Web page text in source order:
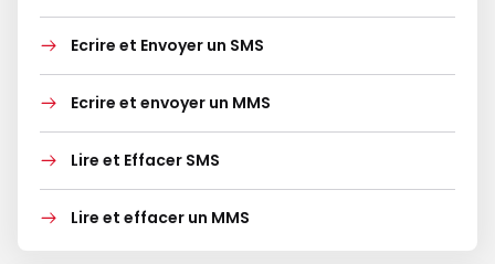
Ecrire et Envoyer un SMS
Ecrire et envoyer un MMS
Lire et Effacer SMS
Lire et effacer un MMS